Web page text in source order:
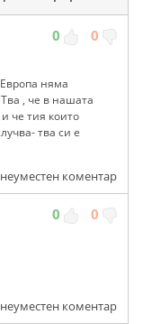
0 0
няма
, че в нашата
че тия които
тва си е
коментар
0 0
коментар